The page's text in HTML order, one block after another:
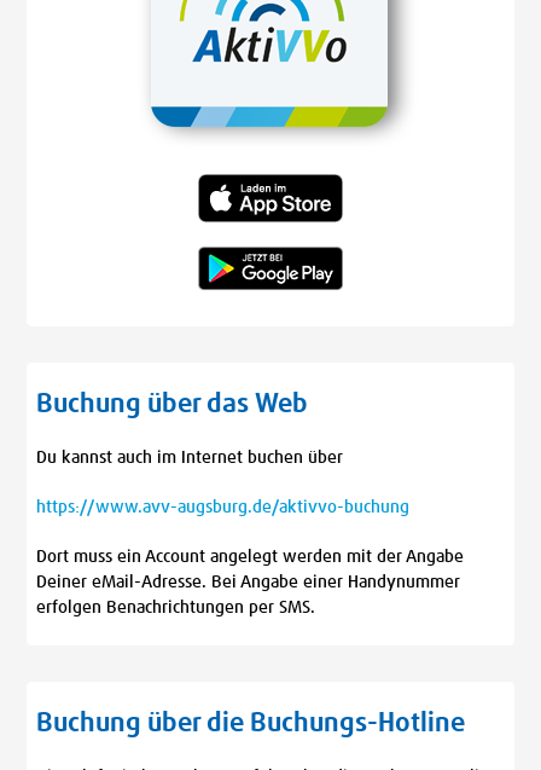
Buchung über das Web
Du kannst auch im Internet buchen über
https://www.avv-augsburg.de/aktivvo-buchung
Dort muss ein Account angelegt werden mit der Angabe
Deiner eMail-Adresse. Bei Angabe einer Handynummer
erfolgen Benachrichtungen per SMS.
Buchung über die Buchungs-Hotline